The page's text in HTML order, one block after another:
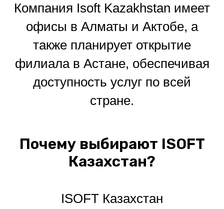
Компания Isoft Kazakhstan имеет
офисы в Алматы и Актобе, а
также планирует открытие
филиала в Астане, обеспечивая
доступность услуг по всей
стране.
Почему выбирают ISOFT
Казахстан?
ISOFT Казахстан